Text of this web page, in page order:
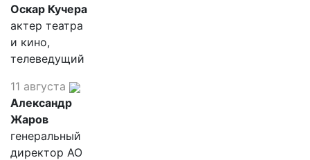
Оскар Кучера
актер театра
и кино,
телеведущий
11 августа
Александр
Жаров
генеральный
директор АО